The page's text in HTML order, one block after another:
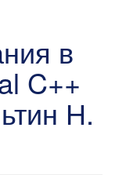
в
C++
Н.